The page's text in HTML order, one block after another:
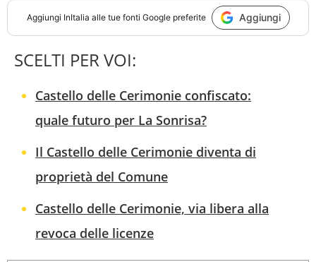
Aggiungi InItalia alle tue fonti Google preferite Aggiungi
SCELTI PER VOI:
Castello delle Cerimonie confiscato:
quale futuro per La Sonrisa?
Il Castello delle Cerimonie diventa di
proprietà del Comune
Castello delle Cerimonie, via libera alla
revoca delle licenze